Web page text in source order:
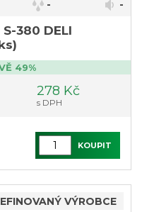
- -
380 DELI
49%
278 Kč
s DPH
KOUPIT
VÝROBCE